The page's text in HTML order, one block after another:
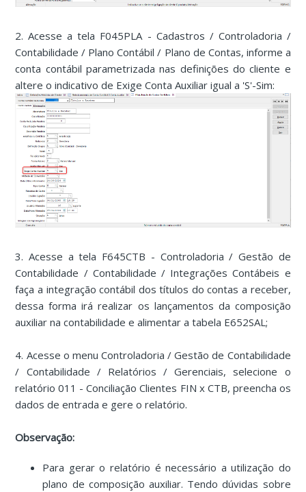
2. Acesse a tela F045PLA - Cadastros / Controladoria /
Contabilidade / Plano Contábil / Plano de Contas, informe a
conta contábil parametrizada nas definições do cliente e
altere o indicativo de Exige Conta Auxiliar igual a 'S'-Sim:
3. Acesse a tela F645CTB - Controladoria / Gestão de
Contabilidade / Contabilidade / Integrações Contábeis e
faça a integração contábil dos títulos do contas a receber,
dessa forma irá realizar os lançamentos da composição
auxiliar na contabilidade e alimentar a tabela E652SAL;
4. Acesse o menu Controladoria / Gestão de Contabilidade
/ Contabilidade / Relatórios / Gerenciais, selecione o
relatório 011 - Conciliação Clientes FIN x CTB, preencha os
dados de entrada e gere o relatório.
Observação:
Para gerar o relatório é necessário a utilização do
plano de composição auxiliar. Tendo dúvidas sobre